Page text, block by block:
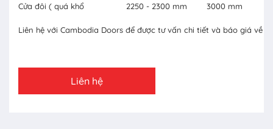
Cửa đôi ( quá khổ 2250 - 2300 mm 3000 mm
Liên hệ với Cambodia Doors để được tư vấn chi tiết và báo giá về
Liên hệ